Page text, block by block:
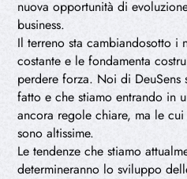
nuova opportunità di
business.
Il terreno sta cambiandosotto i
costante e le fondamenta
perdere forza. Noi di DeuSens
fatto e che stiamo entrando in
ancora regole chiare, ma le
sono altissime.
Le tendenze che stiamo
determineranno lo sviluppo